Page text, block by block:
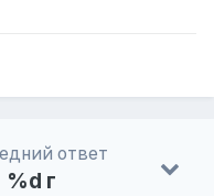
ответ
%d г